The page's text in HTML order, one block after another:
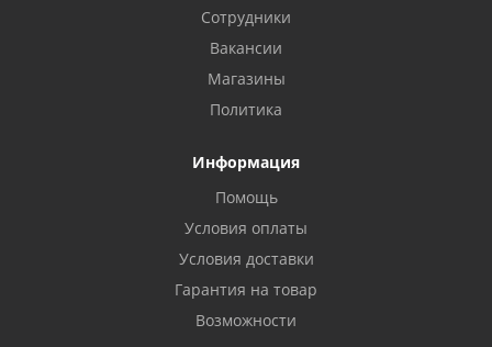
Сотрудники
Вакансии
Магазины
Политика
Информация
Помощь
Условия оплаты
Условия доставки
Гарантия на товар
Возможности